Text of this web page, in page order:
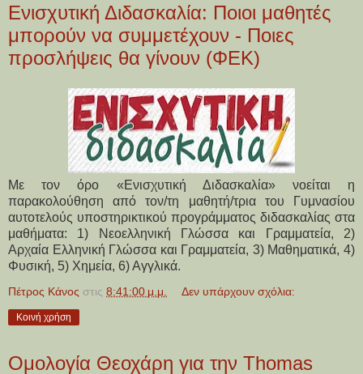
Ενισχυτική Διδασκαλία: Ποιοι μαθητές
μπορούν να συμμετέχουν - Ποιες
προσλήψεις θα γίνουν (ΦΕΚ)
Με τον όρο «Ενισχυτική Διδασκαλία» νοείται η
παρακολούθηση από τον/τη μαθητή/τρια του Γυμνασίου
αυτοτελούς υποστηρικτικού προγράμματος διδασκαλίας στα
μαθήματα: 1) Νεοελληνική Γλώσσα και Γραμματεία, 2)
Αρχαία Ελληνική Γλώσσα και Γραμματεία, 3) Μαθηματικά, 4)
Φυσική, 5) Χημεία, 6) Αγγλικά.
Πέτρος Κάνος στις 8:41:00 μ.μ. Δεν υπάρχουν σχόλια:
Κοινή χρήση
Ομολογία Θεοχάρη για την Thomas